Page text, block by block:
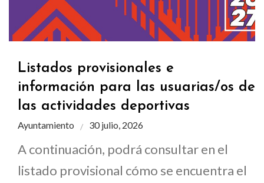
Listados provisionales e
información para las usuarias/os de
las actividades deportivas
Ayuntamiento 30 julio, 2026
A continuación, podrá consultar en el
listado provisional cómo se encuentra el